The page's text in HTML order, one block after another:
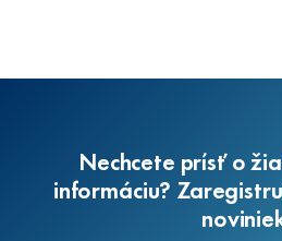
Nechcete prísť o
informáciu?